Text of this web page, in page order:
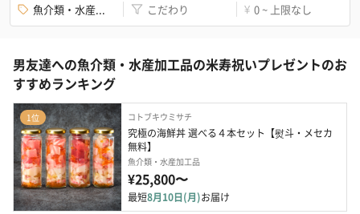
魚介類・水産... こだわり ¥ 0 ~ 上限なし
男友達への魚介類・水産加工品の米寿祝いプレゼントのお
すすめランキング
1位 コトブキウミサチ
究極の海鮮丼 選べる４本セット【熨斗・メセカ
無料】
魚介類・水産加工品
¥25,800〜
最短8月10日(月)お届け